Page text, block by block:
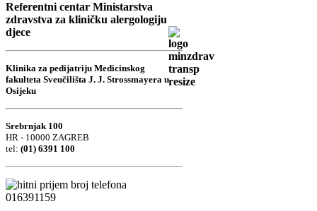
Referentni centar Ministarstva
zdravstva za kliničku alergologiju
djece
Klinika za pedijatriju Medicinskog
fakulteta Sveučilišta J. J. Strossmayera u
Osijeku
Srebrnjak 100
HR - 10000 ZAGREB
tel: (01) 6391 100